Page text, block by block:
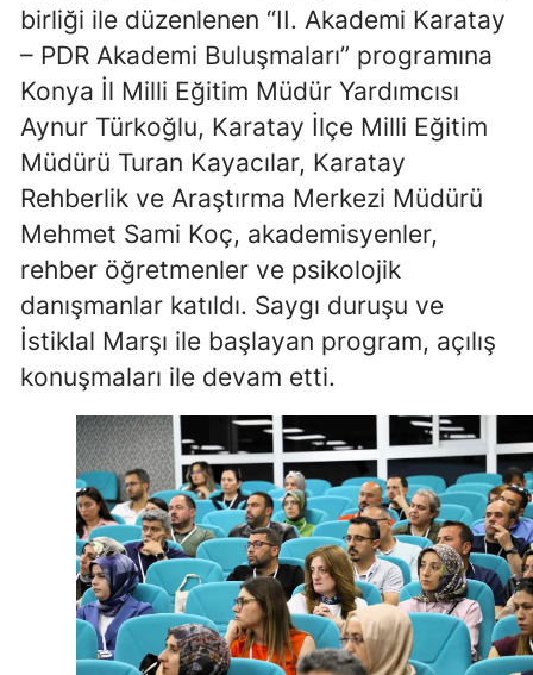
Erzurum
Eskişehir
Gaziantep
Giresun
Gümüşhane
Hakkari
Hatay
Isparta
İstanbul
İzmir
Kars
Kastamonu
Kayseri
birliği ile düzenlenen “II. Akademi Karatay
– PDR Akademi Buluşmaları” programına
Konya İl Milli Eğitim Müdür Yardımcısı
Aynur Türkoğlu, Karatay İlçe Milli Eğitim
Müdürü Turan Kayacılar, Karatay
Rehberlik ve Araştırma Merkezi Müdürü
Mehmet Sami Koç, akademisyenler,
rehber öğretmenler ve psikolojik
danışmanlar katıldı. Saygı duruşu ve
İstiklal Marşı ile başlayan program, açılış
konuşmaları ile devam etti.